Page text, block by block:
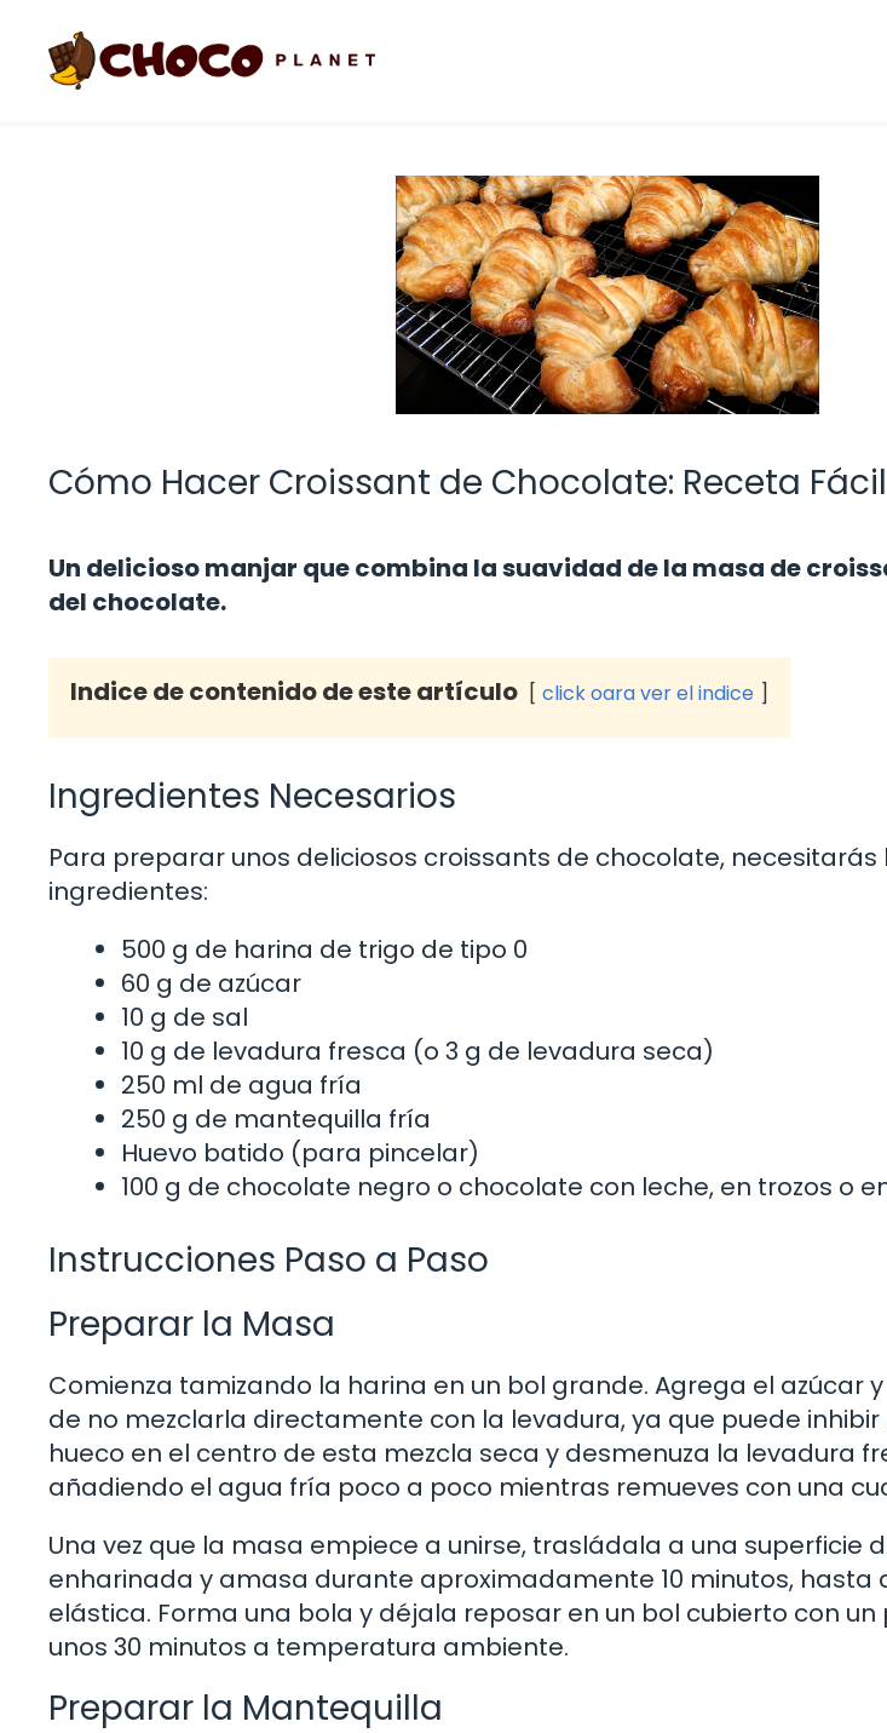
contenido
Cómo Hacer Croissant de Chocolate: Receta
Un delicioso manjar que combina la suavidad de la masa de
del chocolate.
Indice de contenido de este artículo click oara ver el indice
Ingredientes Necesarios
Para preparar unos deliciosos croissants de chocolate, necesitarás
ingredientes:
500 g de harina de trigo de tipo 0
60 g de azúcar
10 g de sal
10 g de levadura fresca (o 3 g de levadura seca)
250 ml de agua fría
250 g de mantequilla fría
Huevo batido (para pincelar)
100 g de chocolate negro o chocolate con leche, en trozos o
Instrucciones Paso a Paso
Preparar la Masa
Comienza tamizando la harina en un bol grande. Agrega el azúcar
de no mezclarla directamente con la levadura, ya que puede inhibir
hueco en el centro de esta mezcla seca y desmenuza la levadura
añadiendo el agua fría poco a poco mientras remueves con una
Una vez que la masa empiece a unirse, trasládala a una superficie
enharinada y amasa durante aproximadamente 10 minutos, hasta
elástica. Forma una bola y déjala reposar en un bol cubierto con
unos 30 minutos a temperatura ambiente.
Preparar la Mantequilla